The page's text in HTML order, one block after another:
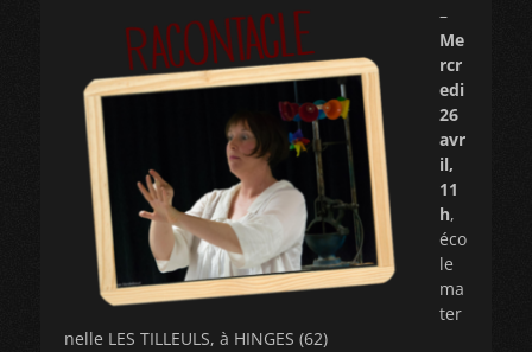
–
Me
rcr
edi
26
avr
il,
11
h,
éco
le
ma
ter
nelle LES TILLEULS, à HINGES (62)